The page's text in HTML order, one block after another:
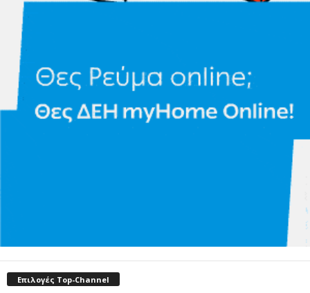
Επιλογές Top-Channel